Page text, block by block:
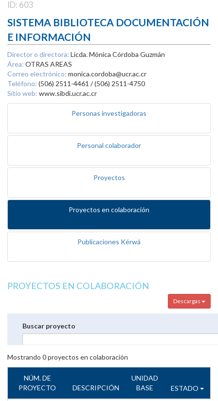
ID: 603
SISTEMA BIBLIOTECA DOCUMENTACIÓN
E INFORMACIÓN
Director o directora: Licda. Mónica Córdoba Guzmán
Área: OTRAS AREAS
Correo electrónico: monica.cordoba@ucr.ac.cr
Teléfono: (506) 2511-4461 / (506) 2511-4750
Sitio web: www.sibdi.ucr.ac.cr
Personas investigadoras
Personal colaborador
Proyectos
Proyectos en colaboración
Publicaciones Kérwá
PROYECTOS EN COLABORACIÓN
Descargas
Buscar proyecto
Mostrando 0proyectos en colaboración
NÚM. DE
PROYECTO
DESCRIPCIÓN
UNIDAD
BASE
ESTADO